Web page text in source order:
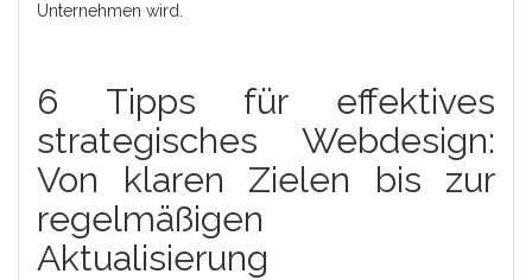
Unternehmen wird.
6 Tipps für effektives
strategisches Webdesign:
Von klaren Zielen bis zur
regelmäßigen
Aktualisierung